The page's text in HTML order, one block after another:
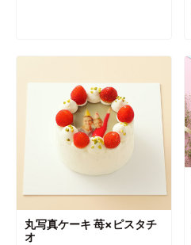
丸写真ケーキ 苺×ピスタチ
オ